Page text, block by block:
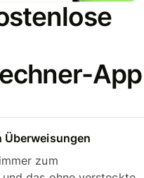
App
Überweisungen
zum